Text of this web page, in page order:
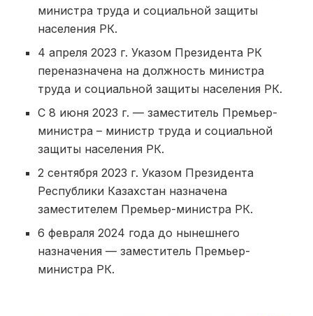
министра труда и социальной защиты
населения РК.
4 апреля 2023 г. Указом Президента РК
переназначена на должность министра
труда и социальной защиты населения РК.
С 8 июня 2023 г. — заместитель Премьер-
министра – министр труда и социальной
защиты населения РК.
2 сентября 2023 г. Указом Президента
Республики Казахстан назначена
заместителем Премьер-министра РК.
6 февраля 2024 года до нынешнего
назначения — заместитель Премьер-
министра РК.